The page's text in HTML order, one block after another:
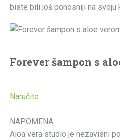
biste bili još ponosniji na svoju
Forever šampon s
Naručite
NAPOMENA:
Aloa vera studio je nezavisni